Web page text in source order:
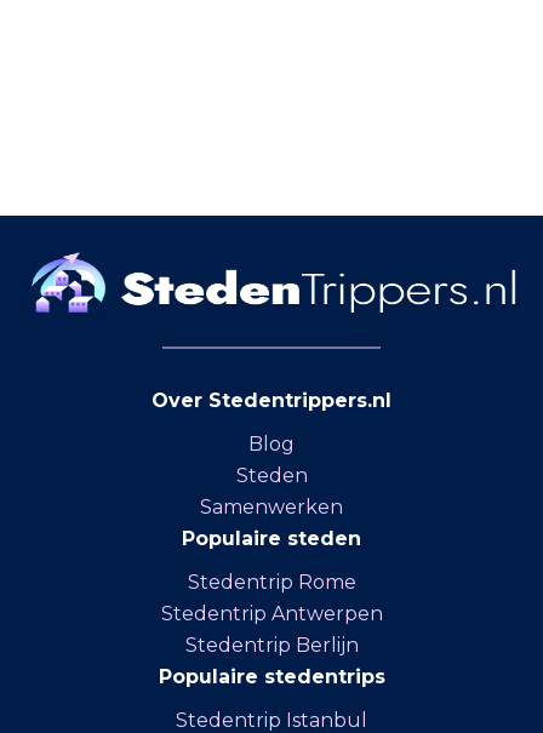
Over Stedentrippers.nl
Blog
Steden
Samenwerken
Populaire steden
Stedentrip Rome
Stedentrip Antwerpen
Stedentrip Berlijn
Populaire stedentrips
Stedentrip Istanbul